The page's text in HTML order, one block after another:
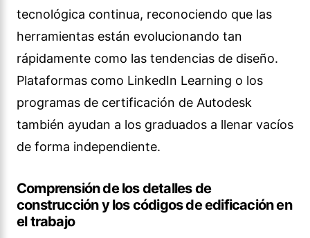
tecnológica continua, reconociendo que las
herramientas están evolucionando tan
rápidamente como las tendencias de diseño.
Plataformas como LinkedIn Learning o los
programas de certificación de Autodesk
también ayudan a los graduados a llenar vacíos
de forma independiente.
Comprensión de los detalles de
construcción y los códigos de edificación en
el trabajo